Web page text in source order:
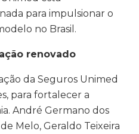
para impulsionar o
no Brasil.
renovado
da Seguros Unimed
para fortalecer a
André Germano dos
Melo, Geraldo Teixeira